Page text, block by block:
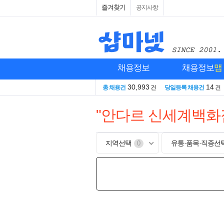
즐겨찾기 공지사항
채용정보 채용정보맵
총 채용건 30,993 건 당일등록 채용건 14 건
"안다르 신세계백
지역선택 0 유통·품목·직종선